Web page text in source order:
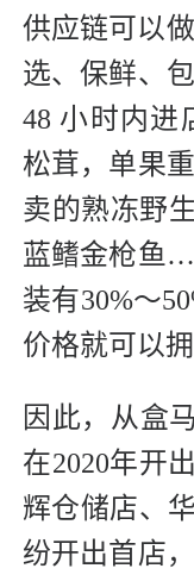
供应链可以
选、保鲜、
48 小时内进
松茸，单果
卖的熟冻野
蓝鳍金枪鱼
装有30%～
价格就可以
因此，从盒
在2020年开
辉仓储店、
纷开出首店